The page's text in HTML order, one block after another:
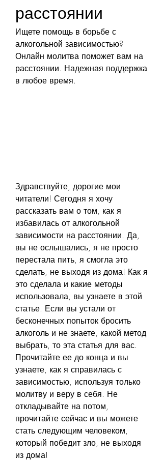
расстоянии
Ищете помощь в борьбе с
алкогольной зависимостью?
Онлайн молитва поможет вам на
расстоянии. Надежная поддержка
в любое время.
Здравствуйте, дорогие мои
читатели! Сегодня я хочу
рассказать вам о том, как я
избавилась от алкогольной
зависимости на расстоянии. Да,
вы не ослышались, я не просто
перестала пить, я смогла это
сделать, не выходя из дома! Как я
это сделала и какие методы
использовала, вы узнаете в этой
статье. Если вы устали от
бесконечных попыток бросить
алкоголь и не знаете, какой метод
выбрать, то эта статья для вас.
Прочитайте ее до конца и вы
узнаете, как я справилась с
зависимостью, используя только
молитву и веру в себя. Не
откладывайте на потом,
прочитайте сейчас и вы можете
стать следующим человеком,
который победит зло, не выходя
из дома!